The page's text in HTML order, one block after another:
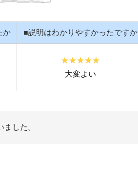
か ■説明はわかりやすかったですか
大変よい
した。